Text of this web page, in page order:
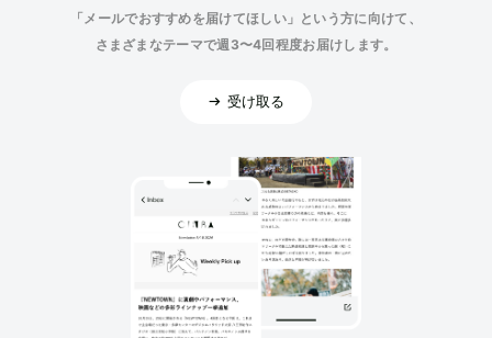
「メールでおすすめを届けてほしい」という方に向けて、
さまざまなテーマで週3〜4回程度お届けします。
受け取る